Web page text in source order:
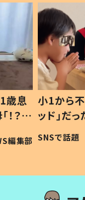
歳息
？」
編集部
小1から不
ッド」だ
作り続
#令和の子
SNSで話題